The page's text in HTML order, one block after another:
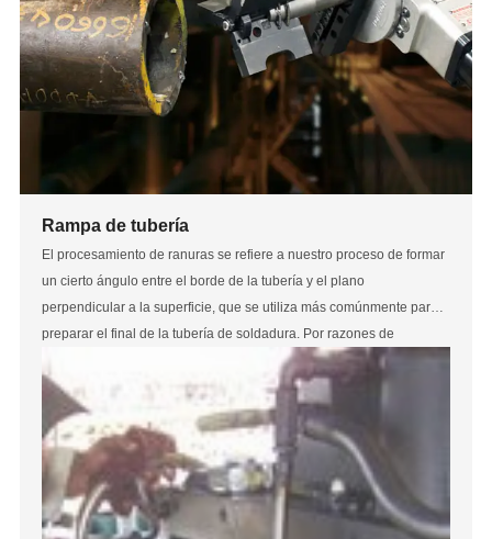
Rampa de tubería
El procesamiento de ranuras se refiere a nuestro proceso de formar
un cierto ángulo entre el borde de la tubería y el plano
perpendicular a la superficie, que se utiliza más comúnmente para
preparar el final de la tubería de soldadura. Por razones de
Seguridad y estética, la pendiente también se puede utilizar para
eliminar las burras de la incisión. Podemos aplicar cualquier tipo de
pendiente a cualquier grado necesario. Las ranuras se pueden
aplicar a superficies de tuberías de cualquier tamaño o diámetro.